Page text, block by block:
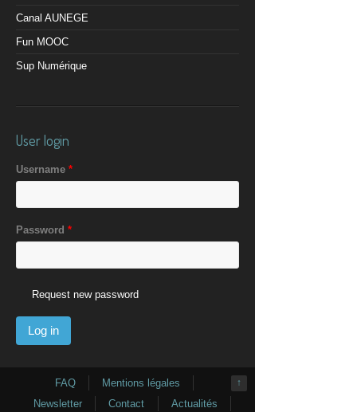
Canal AUNEGE
Fun MOOC
Sup Numérique
User login
Username *
Password *
Request new password
↑
FAQ
Mentions légales
Newsletter
Contact Actualités